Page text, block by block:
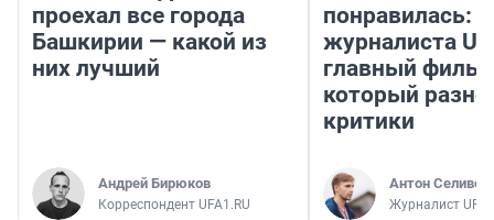
проехал все города
Башкирии — какой из
них лучший
Андрей Бирюков
Корреспондент UFA1.RU
понравилась:
журналиста
главный
который
критики
Антон
Журналист